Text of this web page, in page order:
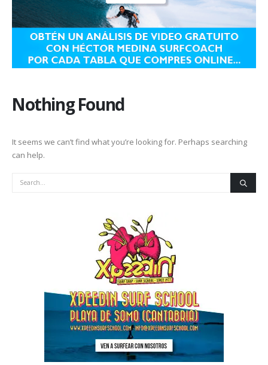
Nothing Found
It seems we can’t find what you’re looking for. Perhaps searching
can help.